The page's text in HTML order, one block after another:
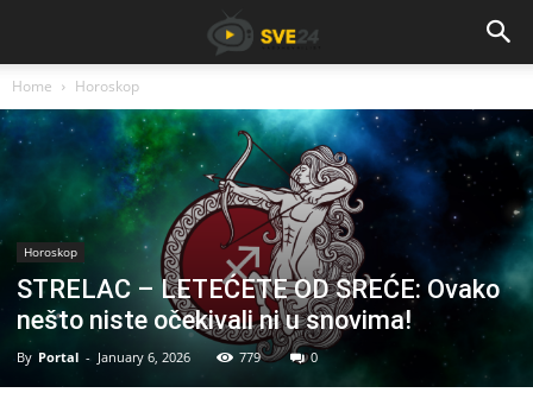
Home Horoskop
Horoskop
STRELAC – LETEĆETE OD SREĆE: Ovako
nešto niste očekivali ni u snovima!
By Portal - January 6, 2026 779 0